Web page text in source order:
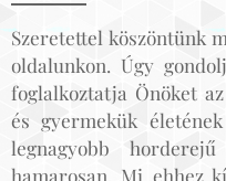
Szeretettel köszöntünk
oldalunkon. Úgy
foglalkoztatja Önöket
és gyermekük
legnagyobb
hamarosan. Mi ehhez